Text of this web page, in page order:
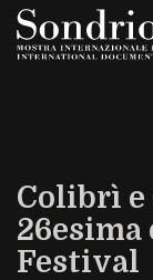
Salta
Colibrì e
Festival